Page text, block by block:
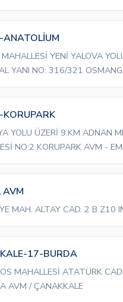
ANATOLİUM
YENİ YALOVA
YANI NO: 316/321
YOLU ÜZERİ 9.KM ADNAN
NO:2 KORUPARK AVM -
AVM
MAH. ALTAY CAD. 2 B Z10
17-BURDA
MAHALLESİ ATATÜRK
AVM / ÇANAKKALE